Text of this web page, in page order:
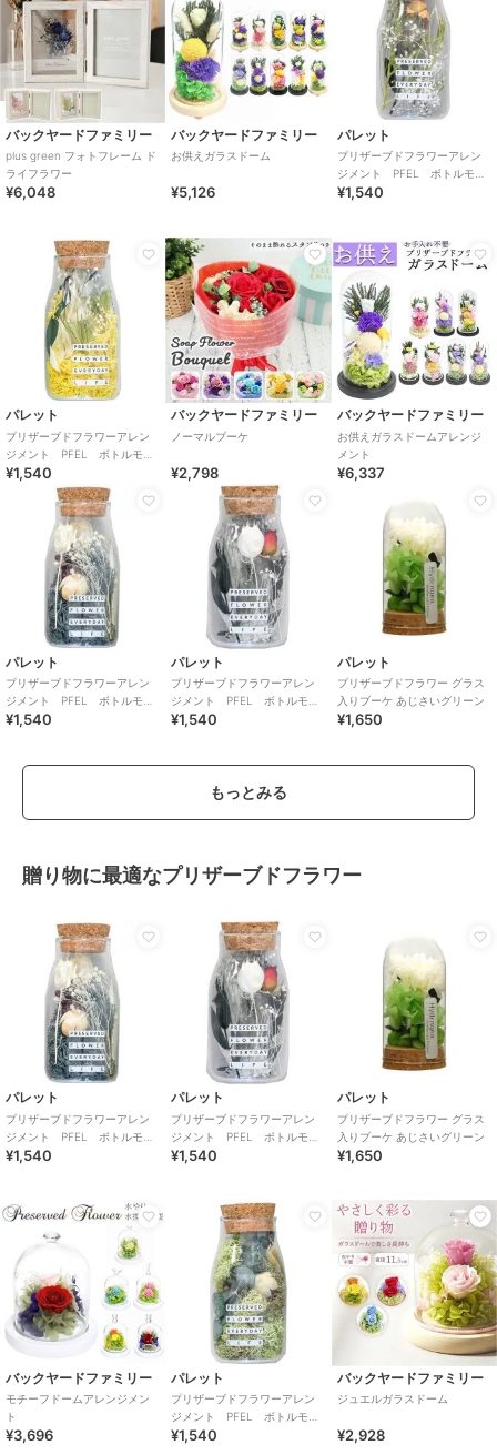
バックヤードファミリー
plus green フォトフレーム ド
ライフラワー
¥6,048
バックヤードファミリー
お供えガラスドーム
¥5,126
パレット
プリザーブドフラワーアレン
ジメント PFEL ボトルモ
ス ローズピンク
¥1,540
パレット
プリザーブドフラワーアレン
ジメント PFEL ボトルモ
ス アイスランドモス マスタ
¥1,540
バックヤードファミリー
ノーマルブーケ
¥2,798
バックヤードファミリー
お供えガラスドームアレンジ
メント
¥6,337
パレット
プリザーブドフラワーアレン
ジメント PFEL ボトルモ
ス アイスランドモス ネイビ
¥1,540
パレット
プリザーブドフラワーアレン
ジメント PFEL ボトルモ
ス ローズレッド
¥1,540
パレット
プリザーブドフラワー グラス
入りブーケ あじさいグリーン
¥1,650
もっとみる
贈り物に最適なプリザーブドフラワー
パレット
プリザーブドフラワーアレン
ジメント PFEL ボトルモ
ス アイスランドモス ネイビ
¥1,540
パレット
プリザーブドフラワーアレン
ジメント PFEL ボトルモ
ス ローズレッド
¥1,540
パレット
プリザーブドフラワー グラス
入りブーケ あじさいグリーン
¥1,650
バックヤードファミリー
モチーフドームアレンジメン
ト
¥3,696
パレット
プリザーブドフラワーアレン
ジメント PFEL ボトルモ
ス アイスランドモス モスグ
¥1,540
バックヤードファミリー
ジュエルガラスドーム
¥2,928